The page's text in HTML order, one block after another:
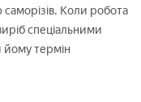
Коли робота
спеціальними
термін